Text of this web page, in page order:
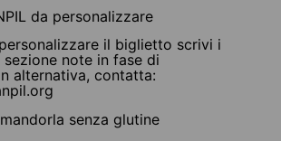
da personalizzare
il biglietto scrivi i
note in fase di
alternativa, contatta:
senza glutine